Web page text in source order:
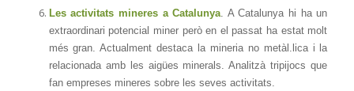
Les activitats mineres a Catalunya . A Catalunya hi ha un
extraordinari potencial miner però en el passat ha estat molt
més gran. Actualment destaca la mineria no metàl.lica i la
relacionada amb les aigües minerals. Analitzà tripijocs que
fan empreses mineres sobre les seves activitats.